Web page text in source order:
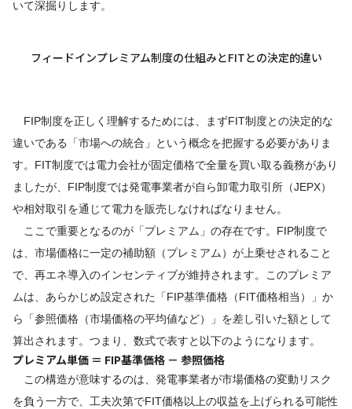
いて深掘りします。
フィードインプレミアム制度の仕組みとFITとの決定的違い
FIP制度を正しく理解するためには、まずFIT制度との決定的な
違いである「市場への統合」という概念を把握する必要がありま
す。FIT制度では電力会社が固定価格で全量を買い取る義務があり
ましたが、FIP制度では発電事業者が自ら卸電力取引所（JEPX）
や相対取引を通じて電力を販売しなければなりません。
ここで重要となるのが「プレミアム」の存在です。FIP制度で
は、市場価格に一定の補助額（プレミアム）が上乗せされること
で、再エネ導入のインセンティブが維持されます。このプレミア
ムは、あらかじめ設定された「FIP基準価格（FIT価格相当）」か
ら「参照価格（市場価格の平均値など）」を差し引いた額として
算出されます。つまり、数式で表すと以下のようになります。
プレミアム単価 ＝ FIP基準価格 － 参照価格
この構造が意味するのは、発電事業者が市場価格の変動リスク
を負う一方で、工夫次第でFIT価格以上の収益を上げられる可能性